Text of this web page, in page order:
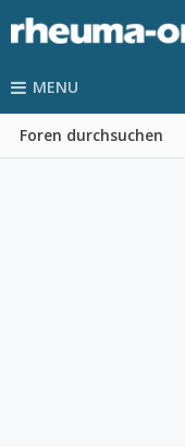
MENU
Foren durchsuchen